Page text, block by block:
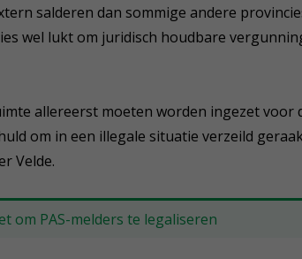
salderen dan sommige andere
wel lukt om juridisch houdbare
allereerst moeten worden ingezet voor
om in een illegale situatie verzeild
Velde.
om PAS-melders te legaliseren